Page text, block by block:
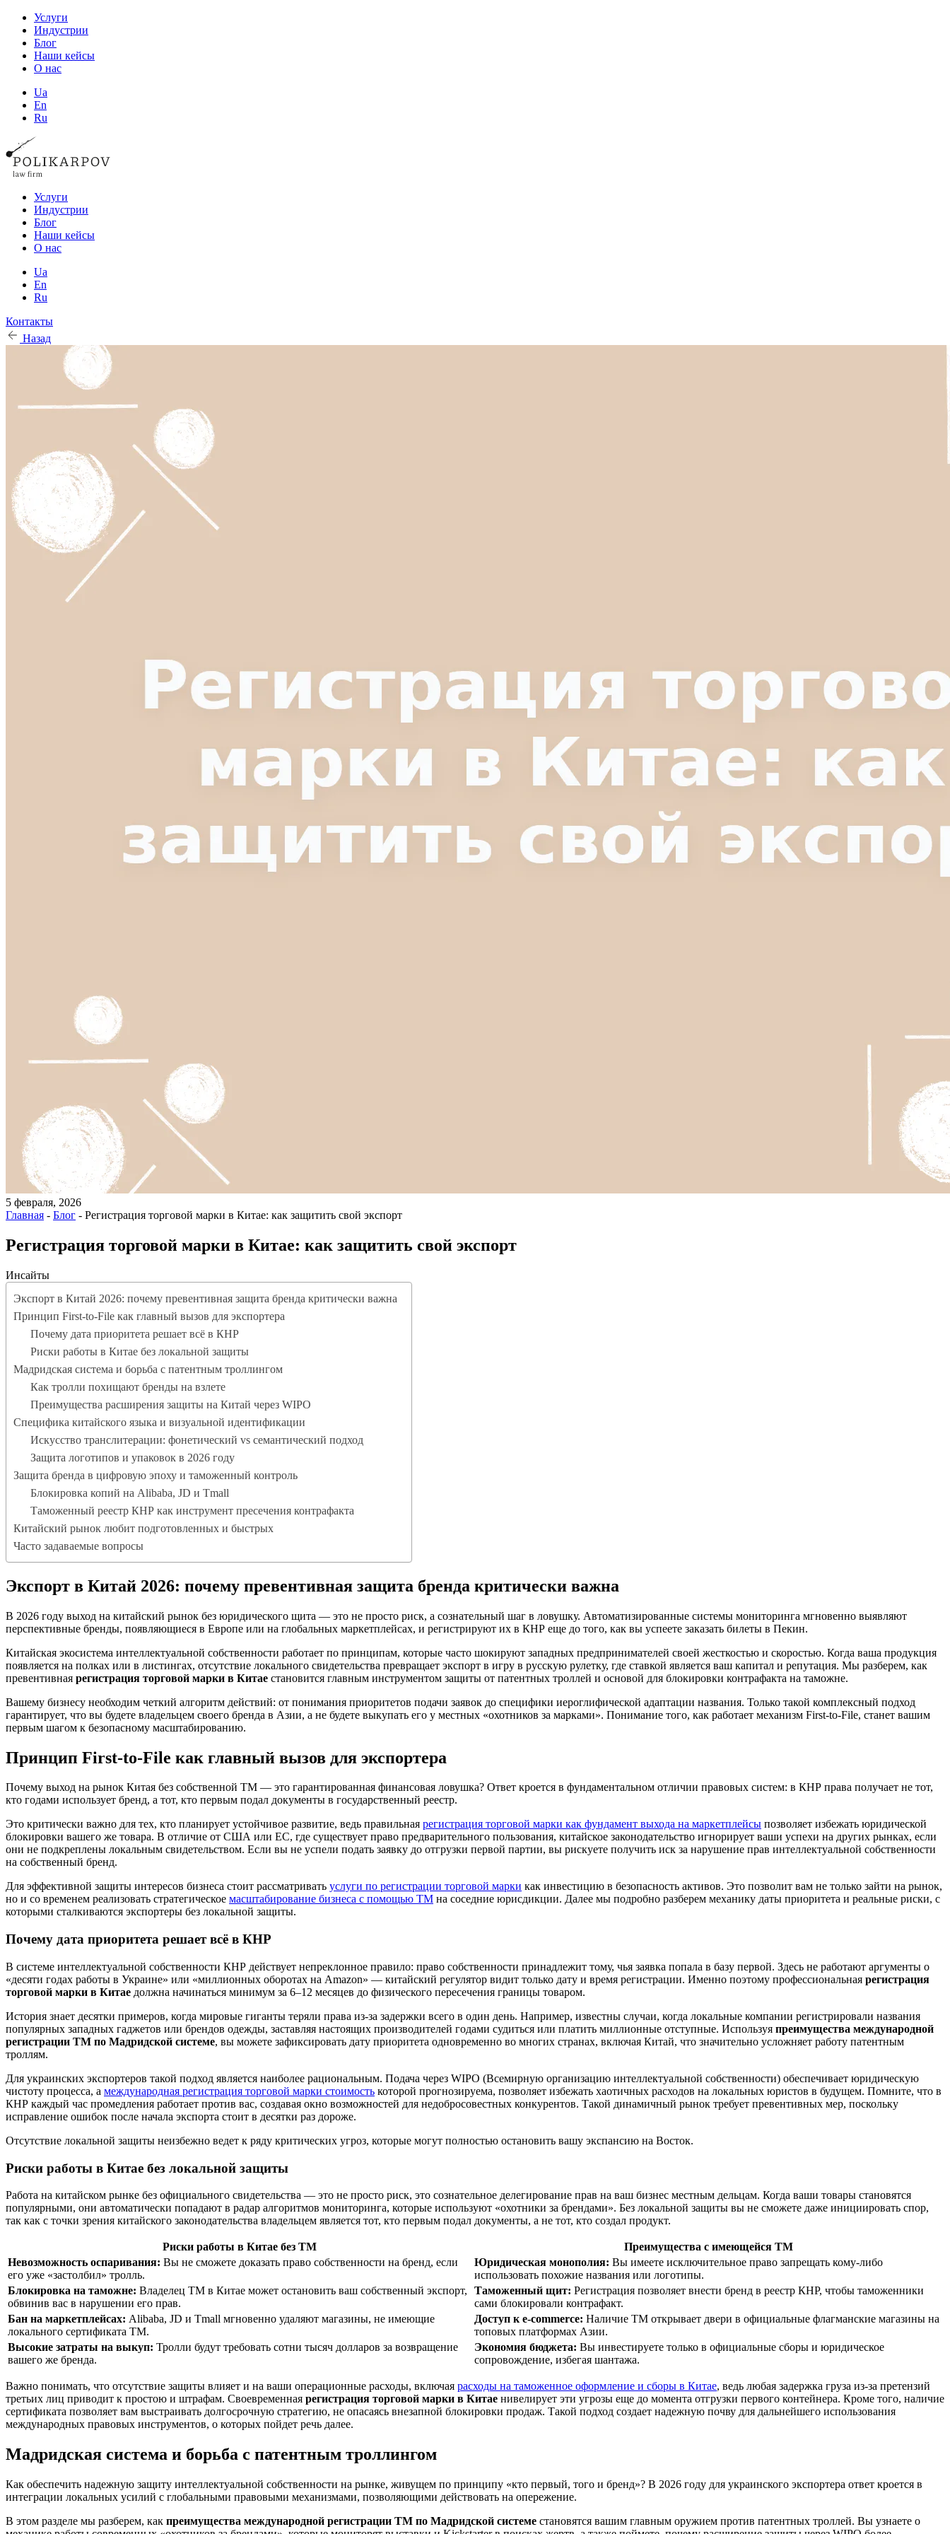
Услуги
Индустрии
Блог
Наши кейсы
О нас
Ua
En
Ru
Услуги
Индустрии
Блог
Наши кейсы
О нас
Ua
En
Ru
Контакты
Назад
5 февраля, 2026
Главная - Блог - Регистрация торговой марки в Китае: как защитить свой экспорт
Регистрация торговой марки в Китае: как защитить свой экспорт
Инсайты
Экспорт в Китай 2026: почему превентивная защита бренда критически важна
Принцип First-to-File как главный вызов для экспортера
Почему дата приоритета решает всё в КНР
Риски работы в Китае без локальной защиты
Мадридская система и борьба с патентным троллингом
Как тролли похищают бренды на взлете
Преимущества расширения защиты на Китай через WIPO
Специфика китайского языка и визуальной идентификации
Искусство транслитерации: фонетический vs семантический подход
Защита логотипов и упаковок в 2026 году
Защита бренда в цифровую эпоху и таможенный контроль
Блокировка копий на Alibaba, JD и Tmall
Таможенный реестр КНР как инструмент пресечения контрафакта
Китайский рынок любит подготовленных и быстрых
Часто задаваемые вопросы
Экспорт в Китай 2026: почему превентивная защита бренда критически важна
В 2026 году выход на китайский рынок без юридического щита — это не просто риск, а сознательный шаг в ловушку. Автоматизированные системы мониторинга мгновенно выявляют
перспективные бренды, появляющиеся в Европе или на глобальных маркетплейсах, и регистрируют их в КНР еще до того, как вы успеете заказать билеты в Пекин.
Китайская экосистема интеллектуальной собственности работает по принципам, которые часто шокируют западных предпринимателей своей жесткостью и скоростью. Когда ваша продукция
появляется на полках или в листингах, отсутствие локального свидетельства превращает экспорт в игру в русскую рулетку, где ставкой является ваш капитал и репутация. Мы разберем, как
превентивная регистрация торговой марки в Китае становится главным инструментом защиты от патентных троллей и основой для блокировки контрафакта на таможне.
Вашему бизнесу необходим четкий алгоритм действий: от понимания приоритетов подачи заявок до специфики иероглифической адаптации названия. Только такой комплексный подход
гарантирует, что вы будете владельцем своего бренда в Азии, а не будете выкупать его у местных «охотников за марками». Понимание того, как работает механизм First-to-File, станет вашим
первым шагом к безопасному масштабированию.
Принцип First-to-File как главный вызов для экспортера
Почему выход на рынок Китая без собственной ТМ — это гарантированная финансовая ловушка? Ответ кроется в фундаментальном отличии правовых систем: в КНР права получает не тот,
кто годами использует бренд, а тот, кто первым подал документы в государственный реестр.
Это критически важно для тех, кто планирует устойчивое развитие, ведь правильная регистрация торговой марки как фундамент выхода на маркетплейсы позволяет избежать юридической
блокировки вашего же товара. В отличие от США или ЕС, где существует право предварительного пользования, китайское законодательство игнорирует ваши успехи на других рынках, если
они не подкреплены локальным свидетельством. Если вы не успели подать заявку до отгрузки первой партии, вы рискуете получить иск за нарушение прав интеллектуальной собственности
на собственный бренд.
Для эффективной защиты интересов бизнеса стоит рассматривать услуги по регистрации торговой марки как инвестицию в безопасность активов. Это позволит вам не только зайти на рынок,
но и со временем реализовать стратегическое масштабирование бизнеса с помощью ТМ на соседние юрисдикции. Далее мы подробно разберем механику даты приоритета и реальные риски, с
которыми сталкиваются экспортеры без локальной защиты.
Почему дата приоритета решает всё в КНР
В системе интеллектуальной собственности КНР действует непреклонное правило: право собственности принадлежит тому, чья заявка попала в базу первой. Здесь не работают аргументы о
«десяти годах работы в Украине» или «миллионных оборотах на Amazon» — китайский регулятор видит только дату и время регистрации. Именно поэтому профессиональная регистрация
торговой марки в Китае должна начинаться минимум за 6–12 месяцев до физического пересечения границы товаром.
История знает десятки примеров, когда мировые гиганты теряли права из-за задержки всего в один день. Например, известны случаи, когда локальные компании регистрировали названия
популярных западных гаджетов или брендов одежды, заставляя настоящих производителей годами судиться или платить миллионные отступные. Используя преимущества международной
регистрации ТМ по Мадридской системе, вы можете зафиксировать дату приоритета одновременно во многих странах, включая Китай, что значительно усложняет работу патентным
троллям.
Для украинских экспортеров такой подход является наиболее рациональным. Подача через WIPO (Всемирную организацию интеллектуальной собственности) обеспечивает юридическую
чистоту процесса, а международная регистрация торговой марки стоимость которой прогнозируема, позволяет избежать хаотичных расходов на локальных юристов в будущем. Помните, что в
КНР каждый час промедления работает против вас, создавая окно возможностей для недобросовестных конкурентов. Такой динамичный рынок требует превентивных мер, поскольку
исправление ошибок после начала экспорта стоит в десятки раз дороже.
Отсутствие локальной защиты неизбежно ведет к ряду критических угроз, которые могут полностью остановить вашу экспансию на Восток.
Риски работы в Китае без локальной защиты
Работа на китайском рынке без официального свидетельства — это не просто риск, это сознательное делегирование прав на ваш бизнес местным дельцам. Когда ваши товары становятся
популярными, они автоматически попадают в радар алгоритмов мониторинга, которые используют «охотники за брендами». Без локальной защиты вы не сможете даже инициировать спор,
так как с точки зрения китайского законодательства владельцем является тот, кто первым подал документы, а не тот, кто создал продукт.
Риски работы в Китае без ТМ
Преимущества с имеющейся ТМ
Невозможность оспаривания: Вы не сможете доказать право собственности на бренд, если
его уже «застолбил» тролль.
Юридическая монополия: Вы имеете исключительное право запрещать кому-либо
использовать похожие названия или логотипы.
Блокировка на таможне: Владелец ТМ в Китае может остановить ваш собственный экспорт,
обвинив вас в нарушении его прав.
Таможенный щит: Регистрация позволяет внести бренд в реестр КНР, чтобы таможенники
сами блокировали контрафакт.
Бан на маркетплейсах: Alibaba, JD и Tmall мгновенно удаляют магазины, не имеющие
локального сертификата ТМ.
Доступ к e-commerce: Наличие ТМ открывает двери в официальные флагманские магазины на
топовых платформах Азии.
Высокие затраты на выкуп: Тролли будут требовать сотни тысяч долларов за возвращение
вашего же бренда.
Экономия бюджета: Вы инвестируете только в официальные сборы и юридическое
сопровождение, избегая шантажа.
Важно понимать, что отсутствие защиты влияет и на ваши операционные расходы, включая расходы на таможенное оформление и сборы в Китае, ведь любая задержка груза из-за претензий
третьих лиц приводит к простою и штрафам. Своевременная регистрация торговой марки в Китае нивелирует эти угрозы еще до момента отгрузки первого контейнера. Кроме того, наличие
сертификата позволяет вам выстраивать долгосрочную стратегию, не опасаясь внезапной блокировки продаж. Такой подход создает надежную почву для дальнейшего использования
международных правовых инструментов, о которых пойдет речь далее.
Мадридская система и борьба с патентным троллингом
Как обеспечить надежную защиту интеллектуальной собственности на рынке, живущем по принципу «кто первый, того и бренд»? В 2026 году для украинского экспортера ответ кроется в
интеграции локальных усилий с глобальными правовыми механизмами, позволяющими действовать на опережение.
В этом разделе мы разберем, как преимущества международной регистрации ТМ по Мадридской системе становятся вашим главным оружием против патентных троллей. Вы узнаете о